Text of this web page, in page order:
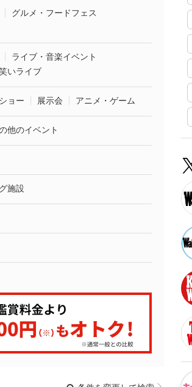
グルメ・フードフェス
ライブ・音楽イベント
いライブ
ョー 展示会 アニメ・ゲーム
他のイベント
施設